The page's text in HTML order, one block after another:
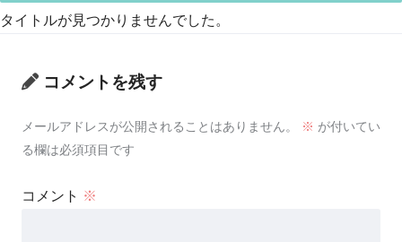
タイトルが見つかりませんでした。
コメントを残す
メールアドレスが公開されることはありません。 ※ が付いてい
る欄は必須項目です
コメント ※